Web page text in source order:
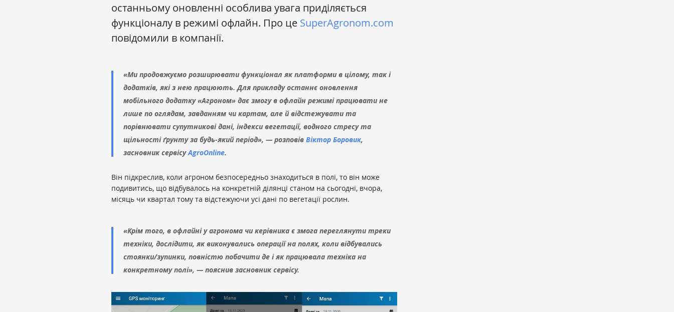
останньому оновленні особлива увага приділяється
функціоналу в режимі офлайн. Про це SuperAgronom.com
повідомили в компанії.
«Ми продовжуємо розширювати функціонал як платформи в цілому, так і
додатків, які з нею працюють. Для прикладу останнє оновлення
мобільного додатку «Агроном» дає змогу в офлайн режимі працювати не
лише по оглядам, завданням чи картам, але й відстежувати та
порівнювати супутникові дані, індекси вегетації, водного стресу та
щільності ґрунту за будь-який період», — розповів Віктор Боровик,
засновник сервісуAgroOnline.
Він підкреслив, коли агроном безпосередньо знаходиться в полі, то він може
подивитись, що відбувалось на конкретній ділянці станом на сьогодні, вчора,
місяць чи квартал тому та відстежуючи усі дані по вегетації рослин.
«Крім того, в офлайні у агронома чи керівника є змога переглянути треки
техніки, дослідити, як виконувались операції на полях, коли відбувались
стоянки/зупинки, повністю побачити де і як працювала техніка на
конкретному полі», — пояснив засновник сервісу.